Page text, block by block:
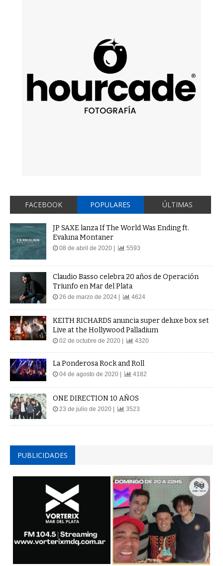
FACEBOOK POPULARES ÚLTIMAS
JP SAXE lanza If The World Was Ending ft.
Evaluna Montaner
08 de abril de 2020 | 5593
Claudio Basso celebra 20 años de Operación
Triunfo en Mar del Plata
26 de marzo de 2024 | 4624
KEITH RICHARDS anuncia super deluxe box set
Live at the Hollywood Palladium
02 de octubre de 2020 | 4320
La Ponderosa Rock and Roll
04 de agosto de 2020 | 4182
ONE DIRECTION 10 AÑOS
23 de julio de 2020 | 3523
PUBLICIDADES